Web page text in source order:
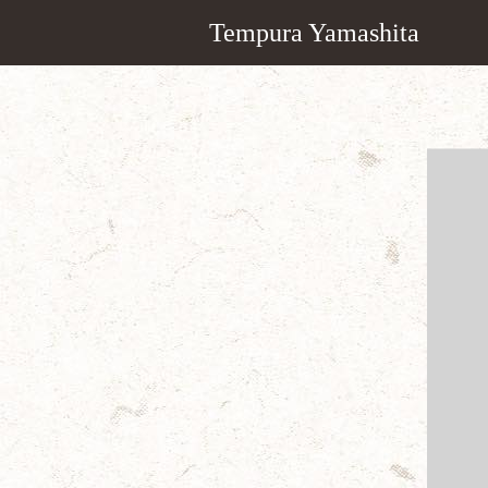
Tempura Yamashita